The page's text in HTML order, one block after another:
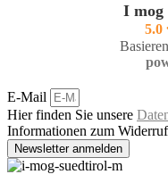
I mog
5.0
E-Mail
Hier finden Sie unsere
Informationen zum
Newsletter anmelden